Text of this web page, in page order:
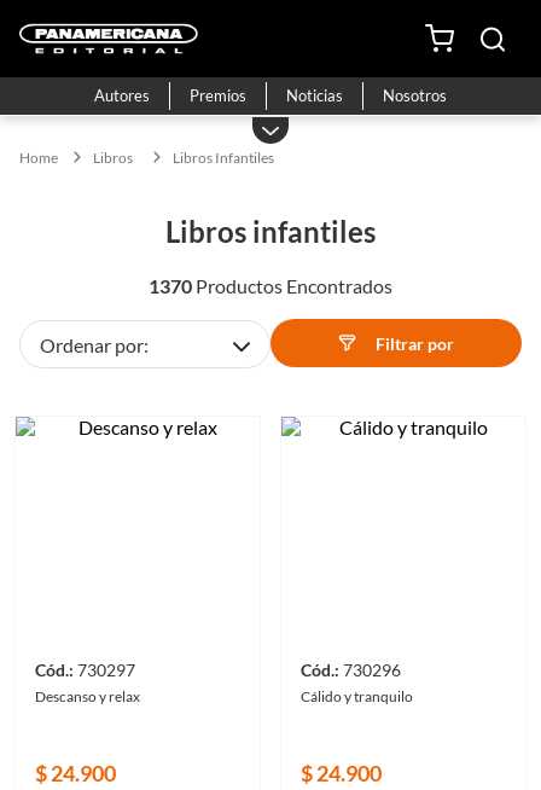
Autores Premios Noticias Nosotros
Libros Libros Infantiles
libros infantiles
1370
Filtrar
730297
Descanso y relax
$24.900
730296
Cálido y tranquilo
$24.900